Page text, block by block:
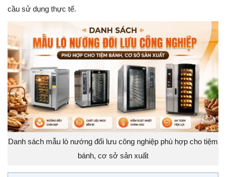
cầu sử dụng thực tế.
Danh sách mẫu lò nướng đối lưu công nghiệp phù hợp cho tiệm
bánh, cơ sở sản xuất